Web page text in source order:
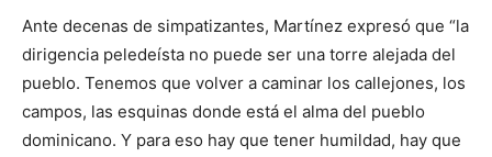
Ante decenas de simpatizantes, Martínez expresó que “la
dirigencia peledeísta no puede ser una torre alejada del
pueblo. Tenemos que volver a caminar los callejones, los
campos, las esquinas donde está el alma del pueblo
dominicano. Y para eso hay que tener humildad, hay que